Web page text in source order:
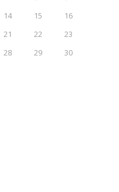
14 15
16
21 22
23
28 29
30